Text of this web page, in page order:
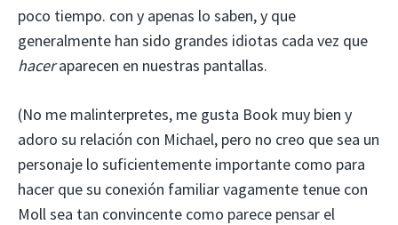
poco tiempo. con y apenas lo saben, y que
generalmente han sido grandes idiotas cada vez que
haceraparecen en nuestras pantallas.
(No me malinterpretes, me gusta Book muy bien y
adoro su relación con Michael, pero no creo que sea un
personaje lo suficientemente importante como para
hacer que su conexión familiar vagamente tenue con
Moll sea tan convincente como parece pensar el